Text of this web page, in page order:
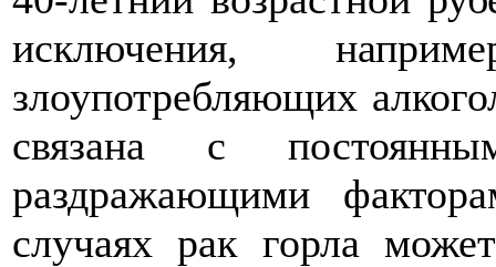
исключения,
злоупотребляющих
связана с
раздражающими
случаях рак горла